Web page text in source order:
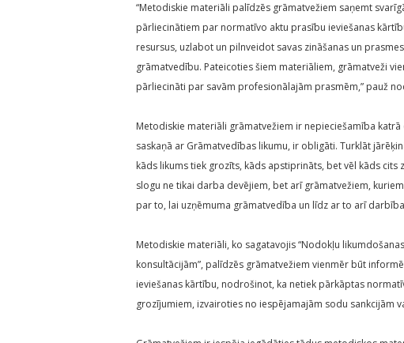
“Metodiskie materiāli palīdzēs grāmatvežiem saņemt
pārliecinātiem par normatīvo aktu prasību ieviešanas
resursus, uzlabot un pilnveidot savas zināšanas un
grāmatvedību. Pateicoties šiem materiāliem, grāmatveži
pārliecināti par savām profesionālajām prasmēm,” pauž
Metodiskie materiāli grāmatvežiem ir nepieciešamība
saskaņā ar Grāmatvedības likumu, ir obligāti. Turklāt
kāds likums tiek grozīts, kāds apstiprināts, bet vēl kāds
slogu ne tikai darba devējiem, bet arī grāmatvežiem,
par to, lai uzņēmuma grāmatvedība un līdz ar to arī
Metodiskie materiāli, ko sagatavojis “Nodokļu
konsultācijām”, palīdzēs grāmatvežiem vienmēr būt
ieviešanas kārtību, nodrošinot, ka netiek pārkāptas
grozījumiem, izvairoties no iespējamajām sodu sankcijām